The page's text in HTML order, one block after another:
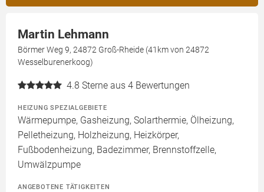
Martin Lehmann
Börmer Weg 9, 24872 Groß-Rheide (41km von 24872
Wesselburenerkoog)
4.8 Sterne aus 4 Bewertungen
HEIZUNG SPEZIALGEBIETE
Wärmepumpe, Gasheizung, Solarthermie, Ölheizung,
Pelletheizung, Holzheizung, Heizkörper,
Fußbodenheizung, Badezimmer, Brennstoffzelle,
Umwälzpumpe
ANGEBOTENE TÄTIGKEITEN